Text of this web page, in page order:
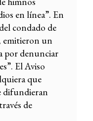
en línea”. En
condado de
emitieron un
por denunciar
El Aviso
que
difundieran
de